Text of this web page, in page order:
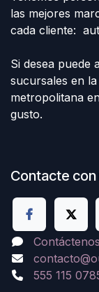
las mejores
cada cliente:
Si desea puede
sucursales en
metropolitana
gusto.
Contacte
Contáctenos
555 115